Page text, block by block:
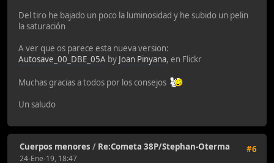
Del tiro he bajado un poco la luminosidad y he subido un pelin
la saturación
A ver que os parece esta nueva version:
Autosave_00_DBE_05A by Joan Pinyana, en Flickr
Muchas gracias a todos por los consejos
Un saludo
#6
Cuerpos menores / Re:Cometa 38P/Stephan-Oterma
24-Ene-19, 18:47